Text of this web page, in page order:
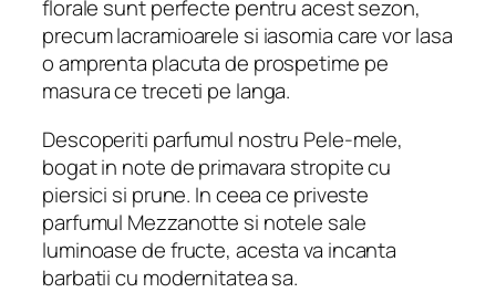
florale sunt perfecte pentru acest sezon,
precum lacramioarele si iasomia care vor lasa
o amprenta placuta de prospetime pe
masura ce treceti pe langa.
Descoperiti parfumul nostru Pele-mele,
bogat in note de primavara stropite cu
piersici si prune. In ceea ce priveste
parfumul Mezzanotte si notele sale
luminoase de fructe, acesta va incanta
barbatii cu modernitatea sa.